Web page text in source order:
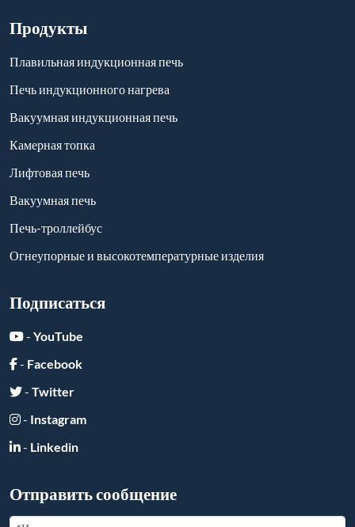
Продукты
Плавильная индукционная печь
Печь индукционного нагрева
Вакуумная индукционная печь
Камерная топка
Лифтовая печь
Вакуумная печь
Печь-троллейбус
Огнеупорные и высокотемпературные изделия
Подписаться
- YouTube
- Facebook
- Twitter
- Instagram
- Linkedin
Отправить сообщение